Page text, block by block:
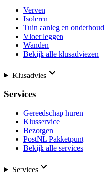
Verven
Isoleren
Tuin aanleg en onderhoud
Vloer leggen
Wanden
Bekijk alle klusadviezen
Klusadvies
Services
Gereedschap huren
Klusservice
Bezorgen
PostNL Pakketpunt
Bekijk alle services
Services